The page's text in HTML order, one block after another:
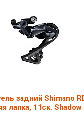
задний Shimano
лапка, 11ск. Shadow